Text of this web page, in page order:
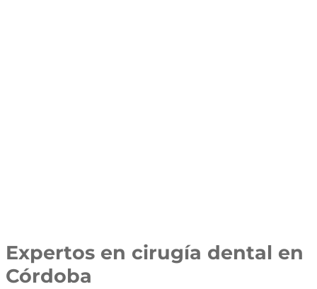
Expertos en cirugía dental en
Córdoba